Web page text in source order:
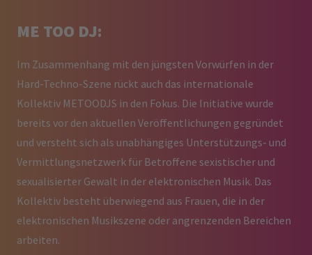
ME TOO DJ:
Im Zusammenhang mit den jüngsten Vorwürfen in der
Hard-Techno-Szene rückt auch das internationale
Kollektiv METOODJS in den Fokus. Die Initiative wurde
bereits vor den aktuellen Veröffentlichungen gegründet
und versteht sich als unabhängiges Unterstützungs- und
Vermittlungsnetzwerk für Betroffene sexistischer und
sexualisierter Gewalt in der elektronischen Musik. Das
Kollektiv besteht überwiegend aus Frauen, die in der
elektronischen Musikszene oder angrenzenden Bereichen
arbeiten.